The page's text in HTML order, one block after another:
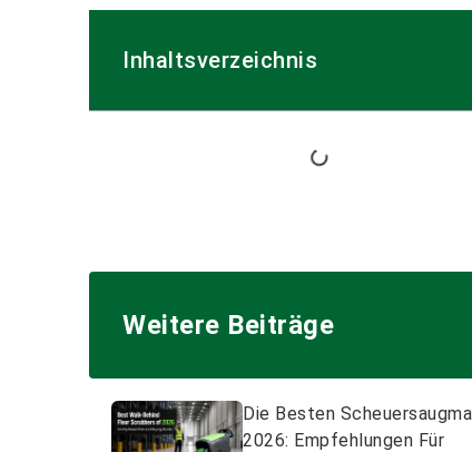
Inhaltsverzeichnis
Weitere Beiträge
Die Besten
2026: Empfehlungen Für